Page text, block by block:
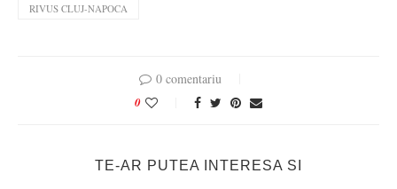
RIVUS CLUJ-NAPOCA
0 comentariu
0
TE-AR PUTEA INTERESA SI